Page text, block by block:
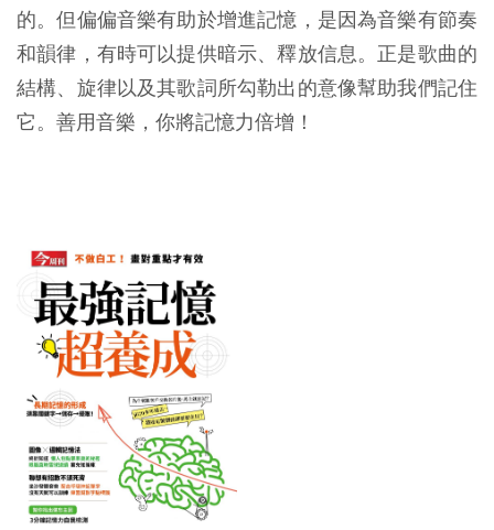
的。但偏偏音樂有助於增進記憶，是因為音樂有節奏
和韻律，有時可以提供暗示、釋放信息。正是歌曲的
結構、旋律以及其歌詞所勾勒出的意像幫助我們記住
它。善用音樂，你將記憶力倍增！